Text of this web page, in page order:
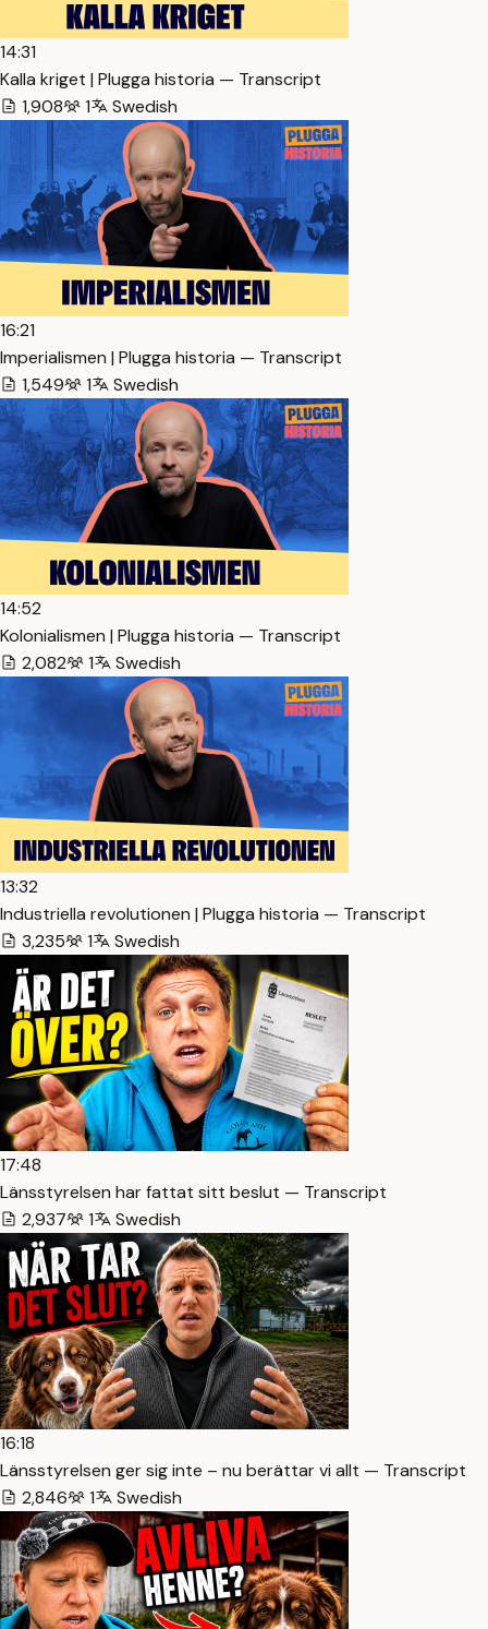
14:31
Kalla kriget | Plugga historia — Transcript
1,908
1 Swedish
16:21
Imperialismen | Plugga historia — Transcript
1,549
1 Swedish
14:52
Kolonialismen | Plugga historia — Transcript
2,082
1 Swedish
13:32
Industriella revolutionen | Plugga historia — Transcript
3,235
1 Swedish
17:48
Länsstyrelsen har fattat sitt beslut — Transcript
2,937
1 Swedish
16:18
Länsstyrelsen ger sig inte – nu berättar vi allt — Transcript
2,846
1 Swedish